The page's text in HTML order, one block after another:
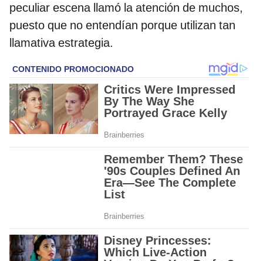
peculiar escena llamó la atención de muchos,
puesto que no entendían porque utilizan tan
llamativa estrategia.